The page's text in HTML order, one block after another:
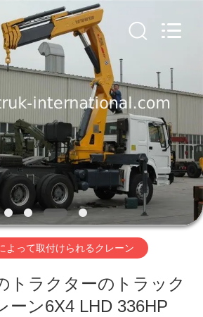
よって取付けられるクレーン
トラクターのトラック
ーン6X4 LHD 336HP